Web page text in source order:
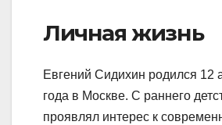
Личная жизнь
Евгений Сидихин родился 12
года в Москве. С раннего
проявлял интерес к